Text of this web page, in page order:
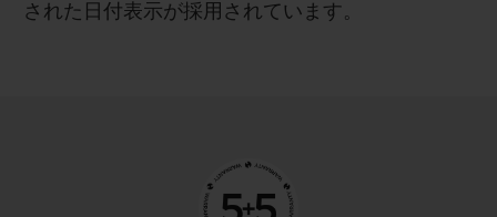
された日付表示が採用されています。